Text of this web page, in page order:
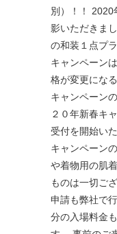
別）！！ 2020
影いただきま
の和装１点プ
キャンペーン
格が変更にな
キャンペーン
２０年新春キ
受付を開始い
キャンペーン
や着物用の肌
ものは一切ご
申請も弊社で
分の入場料金